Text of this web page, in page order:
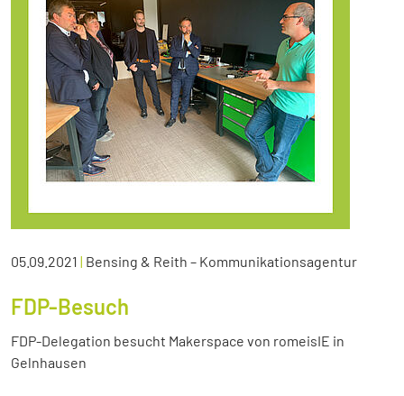
05.09.2021 | Bensing & Reith – Kommunikationsagentur
FDP-Besuch
FDP-Delegation besucht Makerspace von romeisIE in
Gelnhausen